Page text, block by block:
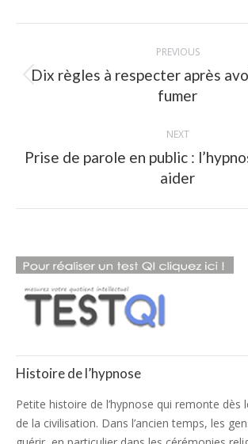
PREVIOUS
Previous
post:
Dix règles à respecter après
fumer
NEXT
Next
post:
Prise de parole en public :
aider
Histoire de l’hypnose
Petite histoire de l’hypnose qui remonte dès
de la civilisation. Dans l’ancien temps, les